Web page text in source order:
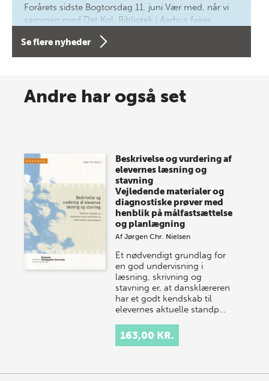
Forårets sidste Bogtorsdag 11. juni Vær med, når vi
sammen med Det Kgl. Bibliotek i Aarhus fejrer
forfatterne bag vores nyes…
Spar op til 70% til sommer-
onsdag den 10. j…
Se flere nyheder
Andre har også set
Beskrivelse og vurdering af
elevernes læsning og
stavning
Vejledende materialer og
diagnostiske prøver med
henblik på målfastsættelse
og planlægning
AfJørgen Chr. Nielsen
Et nødvendigt grundlag for
en god undervisning i
læsning, skrivning og
stavning er, at dansklæreren
har et godt kendskab til
elevernes aktuelle standp…
163,00 KR.